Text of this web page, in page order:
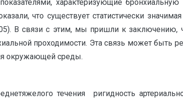
характеризующие бронхиальную
что существует статистически значимая
В связи с этим, мы пришли к заключению,
проходимости. Эта связь может быть
окружающей среды.
течения ригидность